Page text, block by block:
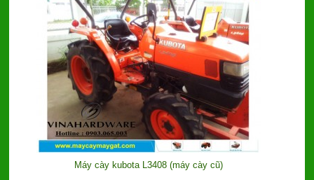
Máy cày kubota L3408 (máy cày cũ)